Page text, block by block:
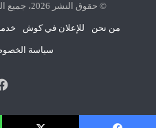
© حقوق النشر 2026، جميع الحقوق محفوظة | كوش نيوز
من نحن للإعلان في كوش
سياسة